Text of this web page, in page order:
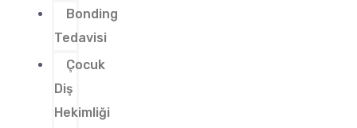
Bonding
Tedavisi
Çocuk
Diş
Hekimliği